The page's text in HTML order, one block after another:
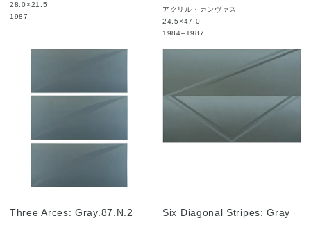
28.0×21.5
1987
アクリル・カンヴァス
24.5×47.0
1984–1987
Three Arces: Gray.87.N.2 Six Diagonal Stripes: Gray